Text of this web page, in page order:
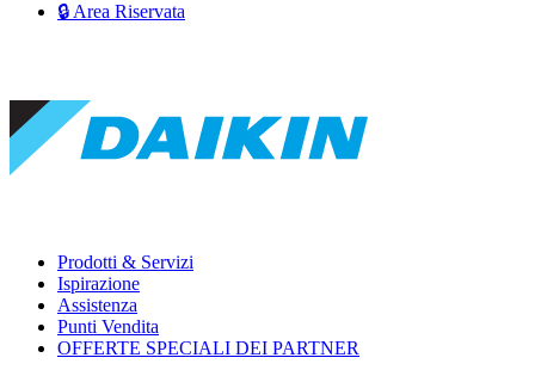
🔒 Area Riservata
Prodotti & Servizi
Ispirazione
Assistenza
Punti Vendita
OFFERTE SPECIALI DEI PARTNER